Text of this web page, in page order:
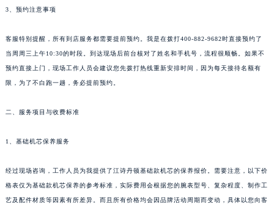
3、预约注意事项
客服特别提醒，所有到店服务都需要提前预约。我是在拨打400-882-9682时直接预约了
当周周三上午10:30的时段。到达现场后前台核对了姓名和手机号，流程很顺畅。如果不
预约直接上门，现场工作人员会建议您先拨打热线重新安排时间，因为每天接待名额有
限，为了不白跑一趟，务必提前预约。
二、服务项目与收费标准
1、基础机芯保养服务
经过现场咨询，工作人员为我提供了江诗丹顿基础款机芯的保养报价。需要注意，以下价
格表仅为基础款机芯保养的参考标准，实际费用会根据您的腕表型号、复杂程度、制作工
艺及配件材质等因素有所差异。而且所有价格均会因品牌活动周期而变动，具体以您向客